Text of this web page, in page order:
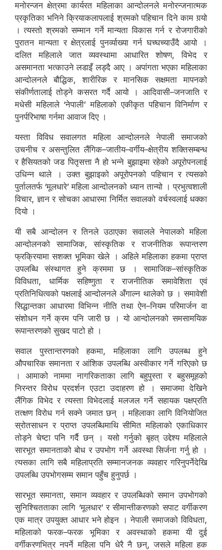
मनोरन्जन क्षेत्रमा कार्यरत महिलाका आन्दोलनले मनोरन्जनात्मक
प्रकृतिका भनिने क्रियाकलापलाई श्रमको पहिचान दिने काम गर्‍यो
। त्यस्तो श्रमको सम्मान गर्ने मान्यता विकास गर्न र रोजगारीको
पुरातन मान्यता र क्षेत्रलाई पुनर्व्याख्या गर्न घच्घच्याउँदै आयो ।
दलित महिलाले जात व्यवस्थामा आधारित शोषण, विभेद र
असमानता भत्काउने लडाइँ लड्दै आए । अपांगता भएका महिलाका
आन्दोलनले बौद्धिक, शारीरिक र मानसिक सक्षमता मापनको
संकीर्णतालाई तोड्ने कसरत गर्दै आयो । आदिवासी–जनजाति र
मधेसी महिलाले ‘नेपाली’ महिलाको एकीकृत पहिचान विनिर्माण र
पुनर्परिभाषा गर्नमा आवाज दिए ।
यस्ता विविध सवालगत महिला आन्दोलनले नेपाली समाजको
उचनीच र असन्तुलित लैंगिक–जातीय–वर्गीय–क्षेत्रीय शक्तिसम्बन्ध
र हैसियतको जड पितृसत्ता नै हो भन्ने बुझाइमा रहेको अपूरोपनलाई
उधिन्न थाले । उक्त बुझाइको अपूरोपनको पहिचान र त्यसको
पुर्तालतर्फ ‘मूलधारे’ महिला आन्दोलनको ध्यान तान्यो । प्रभुत्वशाली
विचार, ज्ञान र सोचका आधारमा निर्मित सवालको वर्चस्वलाई धक्का
दियो ।
यी सबै आन्दोलन र तिनले उठाएका सवालले नेपालको महिला
आन्दोलनको सामाजिक, सांस्कृतिक र राजनीतिक रूपान्तरण
फ्रक्रियामा सशक्त भूमिका खेले । अहिले महिलाका हकमा प्राप्त
उपलब्धि संस्थागत हुने क्रममा छ । सामाजिक–सांस्कृतिक
विविधता, धार्मिक सहिष्णुता र राजनीतिक समावेशिता एवं
प्रतिनिधित्वको पक्षलाई आन्दोलनले अँगाल्न थालेको छ । समावेशी
सिद्धान्तका आधारमा विभिन्न नीति तथा ऐन–नियम परिमार्जन वा
संशोधन गर्ने क्रम पनि जारी छ । यो आन्दोलनको समसामयिक
रूपान्तरणको सुखद पाटो हो ।
सवाल पुस्तान्तरणको हकमा, महिलाका लागि उपलब्ध हुने
औपचारिक समानता र आंशिक उपलब्धि अस्वीकार गर्ने गरिएको छ
। आमाको नाममा नागरिकताका लागि बहुपुस्ता र बहुसमूहको
निरन्तर विरोध प्रदर्शन एउटा उदाहरण हो । समाजमा देखिने
लैंगिक विभेद र त्यस्ता विभेदलाई मलजल गर्ने सहायक पक्षप्रति
तत्क्षण विरोध गर्न सक्ने जमात छन् । महिलाका लागि विनियोजित
स्रोतसाधन र प्राप्त उपलब्धिमाथि सीमित महिलाको एकाधिकार
तोड्ने चेष्टा पनि गर्दै छन् । यसो गर्नुको बृहत् उद्देश्य महिलाले
सारभूत समानताको बोध र उपभोग गर्ने अवस्था सिर्जना गर्नु हो ।
त्यसका लागि सबै महिलाप्रति सम्मानजनक व्यवहार गरिनुपर्नेदेखि
उपलब्धि उपभोगसम्म समान पहुँच हुनुपर्छ ।
सारभूत समानता, समान व्यवहार र उपलब्धिको समान उपभोगको
सुनिश्चितताका लागि ‘मूलधार’ र सीमान्तीकरणको सपाट वर्गीकरण
एक मात्र उपयुक्त आधार भने होइन । नेपाली समाजको विविधता,
महिलाको फरक–फरक भूमिका र अवस्थाको हकमा यी दुई
वर्गीकरणभित्र नपर्ने महिला पनि धेरै नै छन्, जसले महिला हक